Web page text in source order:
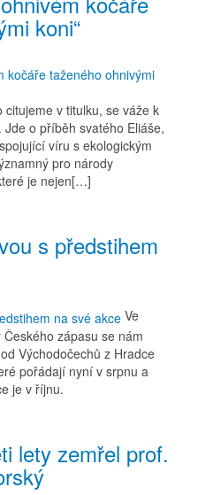
koni“
v titulku, se váže k
o příběh svatého Eliáše,
víru s ekologickým
pro národy
je nejen[…]
s předstihem
Ve
zápasu se nám
Východočechů z Hradce
pořádají nyní v srpnu a
je v říjnu.
lety zemřel prof.